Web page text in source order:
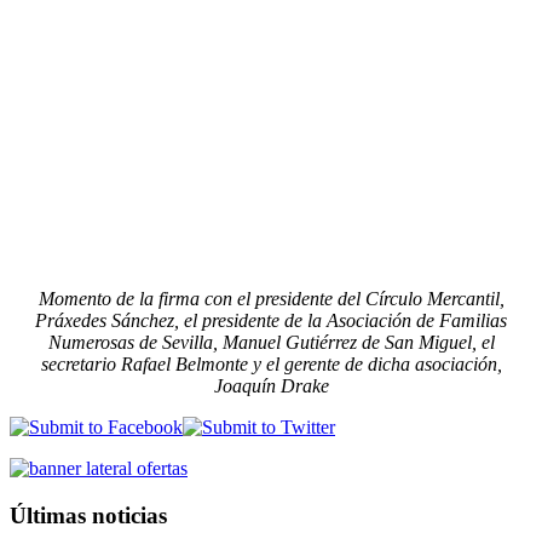
Momento de la firma con el presidente del Círculo Mercantil,
Práxedes Sánchez, el presidente de la Asociación de Familias
Numerosas de Sevilla, Manuel Gutiérrez de San Miguel, el
secretario Rafael Belmonte y el gerente de dicha asociación,
Joaquín Drake
Últimas noticias